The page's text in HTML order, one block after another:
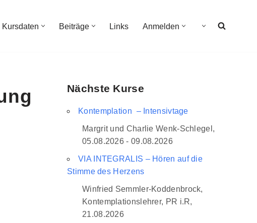
Kursdaten Beiträge Links Anmelden
Nächste Kurse
Kontemplation – Intensivtage
Margrit und Charlie Wenk-Schlegel,
05.08.2026 - 09.08.2026
VIA INTEGRALIS – Hören auf die
Stimme des Herzens
Winfried Semmler-Koddenbrock,
Kontemplationslehrer, PR i.R,
21.08.2026